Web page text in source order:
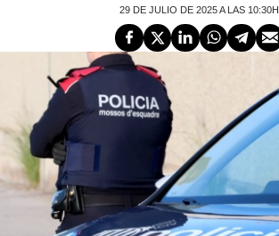
29 DE JULIO DE 2025 A LAS 10:30H